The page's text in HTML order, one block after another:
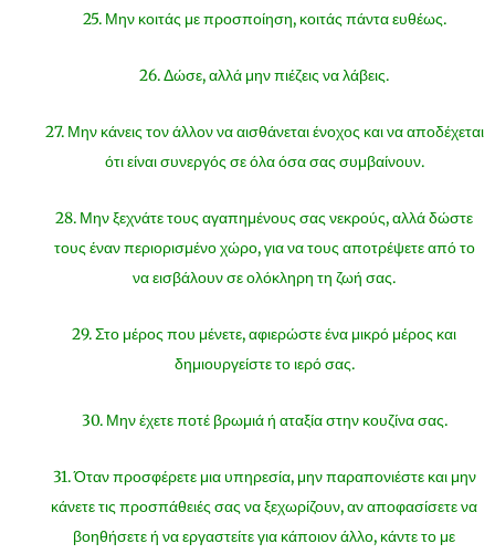
25. Μην κοιτάς με προσποίηση, κοιτάς πάντα ευθέως.
26. Δώσε, αλλά μην πιέζεις να λάβεις.
27. Μην κάνεις τον άλλον να αισθάνεται ένοχος και να αποδέχεται
ότι είναι συνεργός σε όλα όσα σας συμβαίνουν.
28. Μην ξεχνάτε τους αγαπημένους σας νεκρούς, αλλά δώστε
τους έναν περιορισμένο χώρο, για να τους αποτρέψετε από το
να εισβάλουν σε ολόκληρη τη ζωή σας.
29. Στο μέρος που μένετε, αφιερώστε ένα μικρό μέρος και
δημιουργείστε το ιερό σας.
30. Μην έχετε ποτέ βρωμιά ή αταξία στην κουζίνα σας.
31. Όταν προσφέρετε μια υπηρεσία, μην παραπονιέστε και μην
κάνετε τις προσπάθειές σας να ξεχωρίζουν, αν αποφασίσετε να
βοηθήσετε ή να εργαστείτε για κάποιον άλλο, κάντε το με